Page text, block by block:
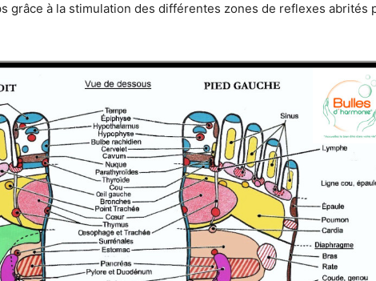
grâce à la stimulation des différentes zones de reflexes abrités